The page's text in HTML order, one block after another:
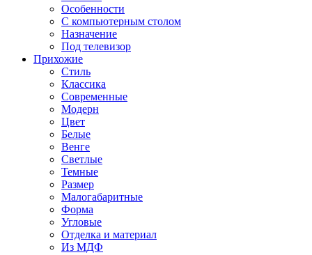
Особенности
С компьютерным столом
Назначение
Под телевизор
Прихожие
Стиль
Классика
Современные
Модерн
Цвет
Белые
Венге
Светлые
Темные
Размер
Малогабаритные
Форма
Угловые
Отделка и материал
Из МДФ